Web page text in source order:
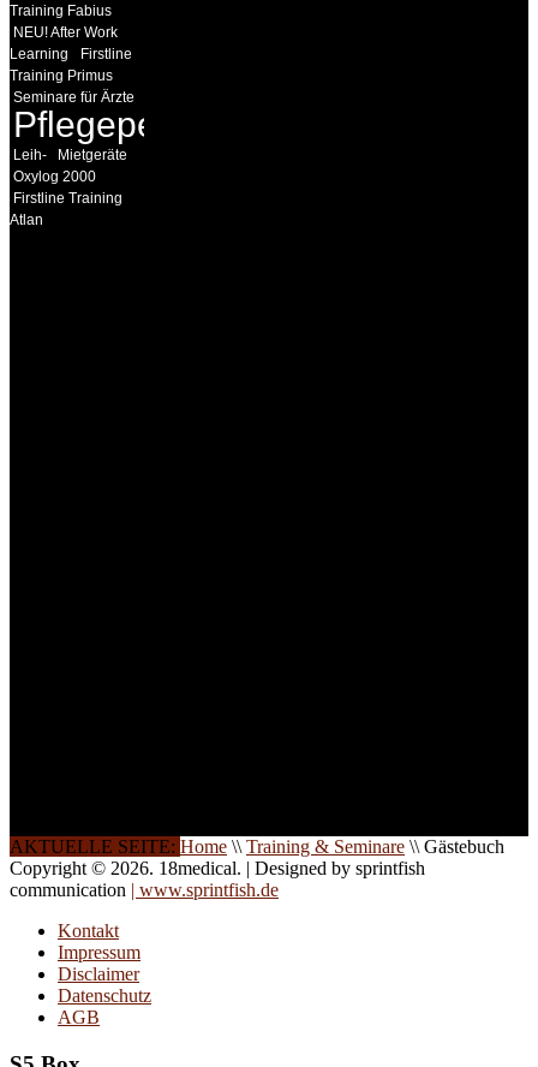
Training Fabius
NEU! After Work
Learning
Firstline
Training Primus
Seminare für Ärzte
Pflegepersonal
Leih-
Mietgeräte
Oxylog 2000
Firstline Training
Atlan
AKTUELLE SEITE: Home \\ Training & Seminare \\ Gästebuch
Copyright © 2026. 18medical. | Designed by sprintfish
communication | www.sprintfish.de
Kontakt
Impressum
Disclaimer
Datenschutz
AGB